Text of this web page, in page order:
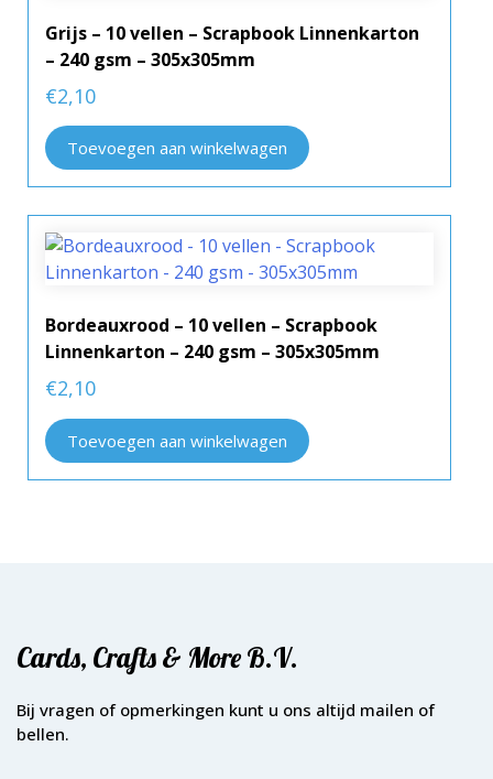
Grijs – 10 vellen – Scrapbook Linnenkarton
– 240 gsm – 305x305mm
€2,10
Toevoegen aan winkelwagen
Bordeauxrood – 10 vellen – Scrapbook
Linnenkarton – 240 gsm – 305x305mm
€2,10
Toevoegen aan winkelwagen
Cards, Crafts & More B.V.
Bij vragen of opmerkingen kunt u ons altijd mailen of
bellen.